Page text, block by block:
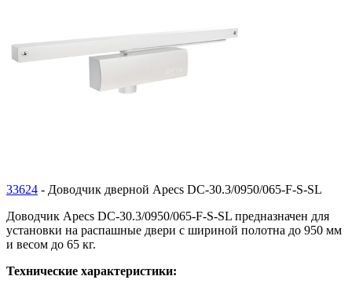
33624 - Доводчик дверной Apecs DC-30.3/0950/065-F-S-SL
Доводчик Apecs DC-30.3/0950/065-F-S-SL предназначен для
установки на распашные двери с шириной полотна до 950 мм
и весом до 65 кг.
Технические характеристики: